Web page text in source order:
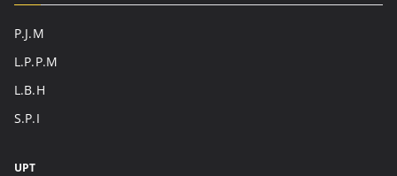
P.J.M
L.P.P.M
L.B.H
S.P.I
UPT